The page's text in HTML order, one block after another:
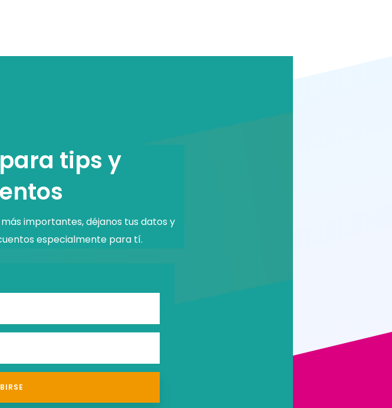
tips y
importantes, déjanos tus datos y
especialmente para tí.